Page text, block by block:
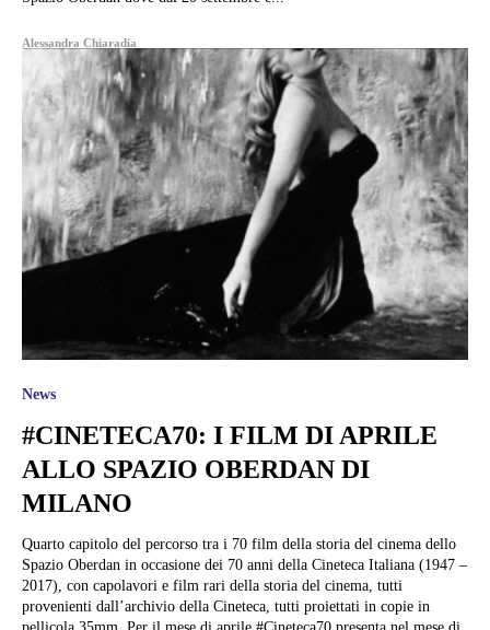
Alessandra Chiaradia
News
#CINETECA70: I FILM DI APRILE
ALLO SPAZIO OBERDAN DI
MILANO
Quarto capitolo del percorso tra i 70 film della storia del cinema dello
Spazio Oberdan in occasione dei 70 anni della Cineteca Italiana (1947 –
2017), con capolavori e film rari della storia del cinema, tutti
provenienti dall’archivio della Cineteca, tutti proiettati in copie in